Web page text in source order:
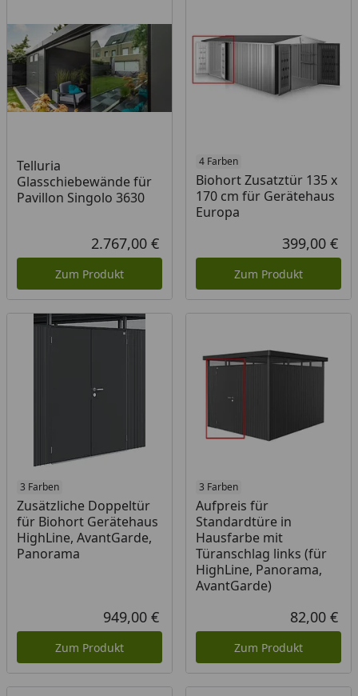
Telluria
Glasschiebewände für
Pavillon Singolo 3630
Aktueller Preis
2.767,00 €
Zum Produkt
4 Farben
Biohort Zusatztür 135 x
170 cm für Gerätehaus
Europa
399,00 €
Zum Produkt
3 Farben
Zusätzliche Doppeltür
für Biohort Gerätehaus
HighLine, AvantGarde,
Panorama
Aktueller Preis
949,00 €
Zum Produkt
3 Farben
Aufpreis für
Standardtüre in
Hausfarbe mit
Türanschlag links (für
HighLine, Panorama,
AvantGarde)
82,00 €
Zum Produkt